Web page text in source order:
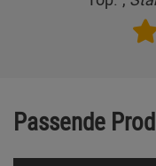
Passende